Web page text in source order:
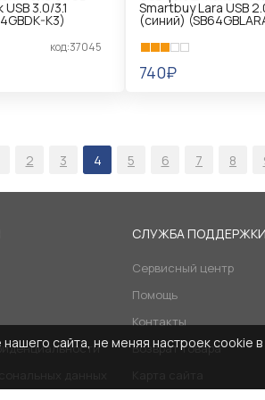
3.0/3.1
K3)
код:37045
Smartbuy Lara USB
(синий)
740₽
2 3 4 5 6 7 8
СЛУЖБА ПОДДЕРЖКИ
Сервисный центр
Помощь
Контакты
Возврат товара
сайта, не меняя настроек cookie